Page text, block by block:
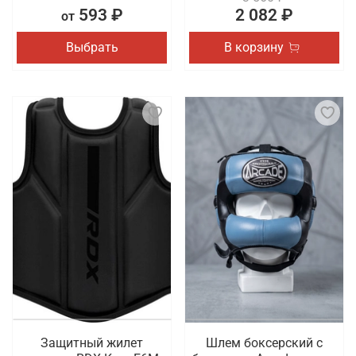
от593 ₽
Выбрать
2 082 ₽
В корзину
Защитный жилет
Шлем боксерский с